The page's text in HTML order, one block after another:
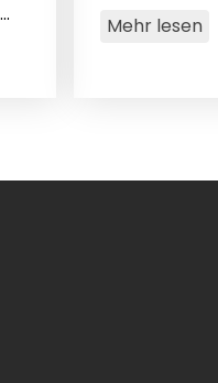
Egal, ob Sie
Mehr lesen